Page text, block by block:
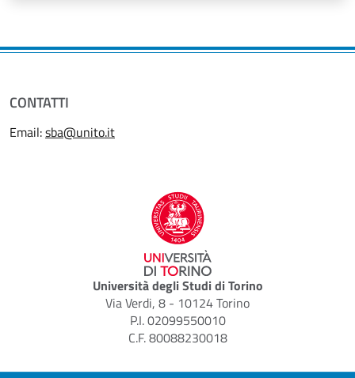
CONTATTI
Email:sba@unito.it
Università degli Studi di Torino
Via Verdi, 8 - 10124 Torino
P.I. 02099550010
C.F. 80088230018